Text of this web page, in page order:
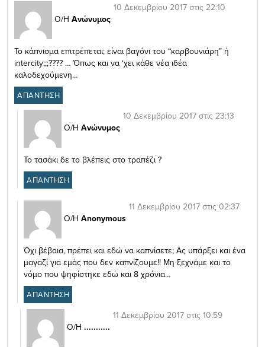
Ο/Η Ανώνυμος
10 Δεκεμβρίου 2017 στις 22:10
Το κάπνισμα επιτρέπεται; είναι βαγόνι του “καρβουνιάρη” ή
intercity;;;???? … Όπως και να ‘χει κάθε νέα ιδέα
καλοδεχούμενη…
ΑΠΑΝΤΗΣΗ
Ο/Η Ανώνυμος
10 Δεκεμβρίου 2017 στις 23:13
Το τασάκι δε το βλέπεις στο τραπέζι ?
ΑΠΑΝΤΗΣΗ
Ο/Η Anonymous
11 Δεκεμβρίου 2017 στις 02:37
Όχι βέβαια, πρέπει και εδώ να καπνίσετε; Ας υπάρξει και ένα
μαγαζί για εμάς που δεν καπνίζουμε!! Μη ξεχνάμε και το
νόμο που ψηφίστηκε εδώ και 8 χρόνια…
ΑΠΑΝΤΗΣΗ
Ο/Η ...........
11 Δεκεμβρίου 2017 στις 10:59